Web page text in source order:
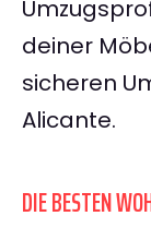
deiner
sicheren
Alicante.
DIE BESTEN